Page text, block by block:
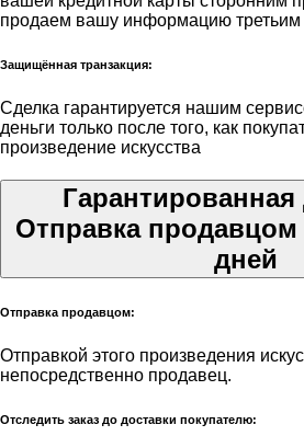
продаем вашу информацию третьим
Защищённая транзакция:
Сделка гарантируется нашим
деньги только после того, как
произведение искусства
Гарантированная
Отправка продавцом
дней
Отправка продавцом:
Отправкой этого произведения
непосредственно продавец.
Отследить заказ до доставки покупателю: